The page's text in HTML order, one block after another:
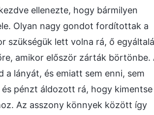
ellenezte, hogy bármilyen
Olyan nagy gondot fordítottak a
szükségük lett volna rá, ő
amikor először zárták börtönbe.
lányát, és emiatt sem enni, sem
pénzt áldozott rá, hogy
Az asszony könnyek között így